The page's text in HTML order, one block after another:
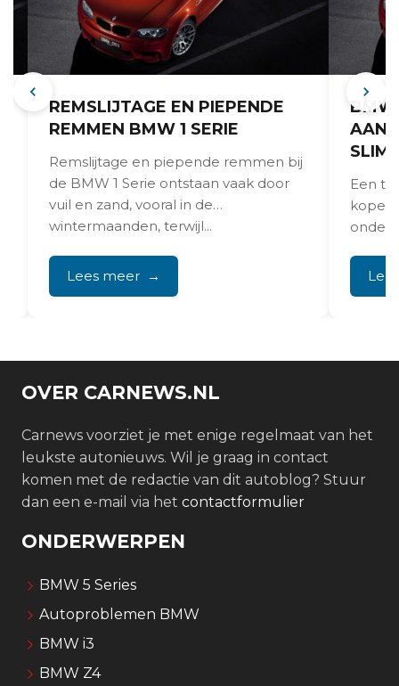
REMSLIJTAGE EN PIEPENDE
REMMEN BMW 1 SERIE
Remslijtage en piepende remmen bij
de BMW 1 Serie ontstaan vaak door
vuil en zand, vooral in de
wintermaanden, terwijl...
Lees meer
BMW
Een
kopen
OVER CARNEWS.NL
Carnews voorziet je met enige regelmaat van het
leukste autonieuws. Wil je graag in contact
komen met de redactie van dit autoblog? Stuur
dan een e-mail via het contactformulier
ONDERWERPEN
BMW 5 Series
Autoproblemen BMW
BMW i3
BMW Z4